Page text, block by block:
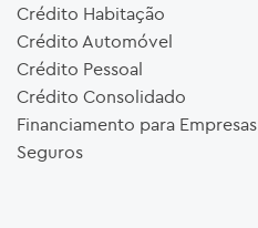
Crédito Habitação
Crédito Automóvel
Crédito Pessoal
Crédito Consolidado
Financiamento para Empresas
Seguros